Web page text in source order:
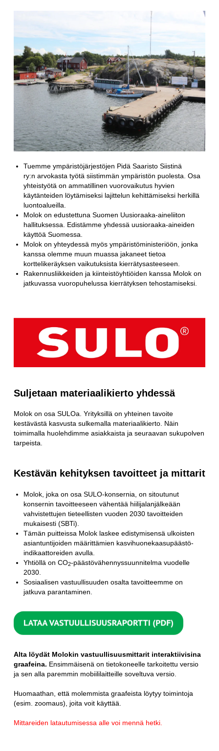
Tuemme ympäristöjärjestöjen Pidä Saaristo Siistinä
ry:n arvokasta työtä siistimmän ympäristön puolesta. Osa
yhteistyötä on ammatillinen vuorovaikutus hyvien
käytänteiden löytämiseksi lajittelun kehittämiseksi herkillä
luontoalueilla.
Molok on edustettuna Suomen Uusioraaka-aineliiton
hallituksessa. Edistämme yhdessä uusioraaka-aineiden
käyttöä Suomessa.
Molok on yhteydessä myös ympäristöministeriöön, jonka
kanssa olemme muun muassa jakaneet tietoa
korttelikeräyksen vaikutuksista kierrätysasteeseen.
Rakennusliikkeiden ja kiinteistöyhtiöiden kanssa Molok on
jatkuvassa vuoropuhelussa kierrätyksen tehostamiseksi.
Suljetaan materiaalikierto yhdessä
Molok on osa SULOa. Yrityksillä on yhteinen tavoite
kestävästä kasvusta sulkemalla materiaalikierto. Näin
toimimalla huolehdimme asiakkaista ja seuraavan sukupolven
tarpeista.
Kestävän kehityksen tavoitteet ja mittarit
Molok, joka on osa SULO-konsernia, on sitoutunut
konsernin tavoitteeseen vähentää hiilijalanjälkeään
vahvistettujen tieteellisten vuoden 2030 tavoitteiden
mukaisesti (SBTi).
Tämän puitteissa Molok laskee edistymisensä ulkoisten
asiantuntijoiden määrittämien kasvihuonekaasupäästö-
indikaattoreiden avulla.
Yhtiöllä on CO2-päästövähennyssuunnitelma vuodelle
2030.
Sosiaalisen vastuullisuuden osalta tavoitteemme on
jatkuva parantaminen.
Alta löydät Molokin vastuullisuusmittarit interaktiivisina
graafeina. Ensimmäisenä on tietokoneelle tarkoitettu versio
ja sen alla paremmin mobiililaitteille soveltuva versio.
Huomaathan, että molemmista graafeista löytyy toimintoja
(esim. zoomaus), joita voit käyttää.
Mittareiden latautumisessa alle voi mennä hetki.